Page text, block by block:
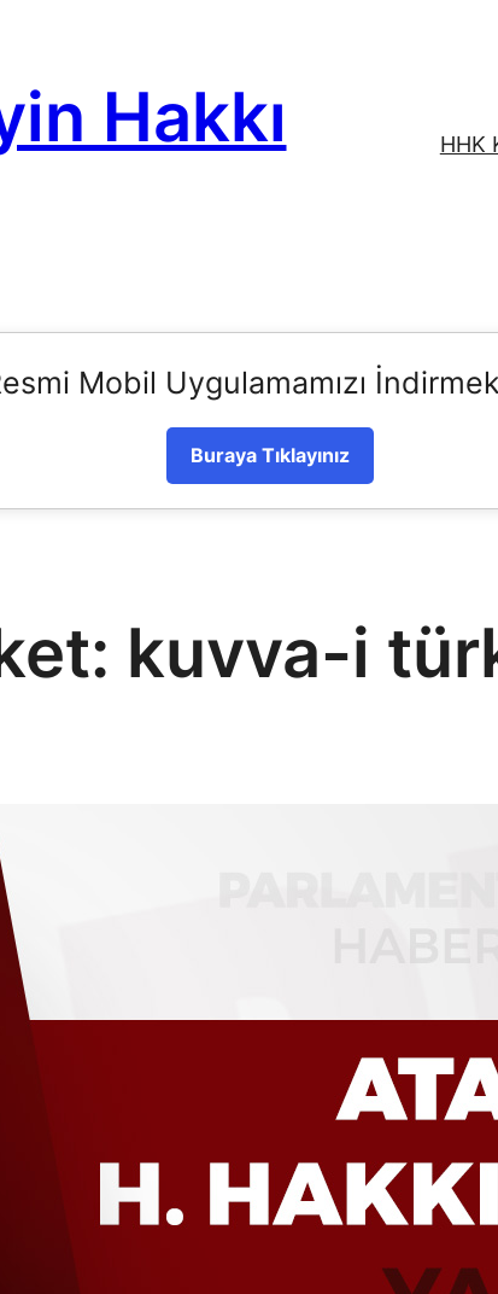
Hakkı HHK
Mobil Uygulamamızı
Buraya Tıklayınız
kuvva-i